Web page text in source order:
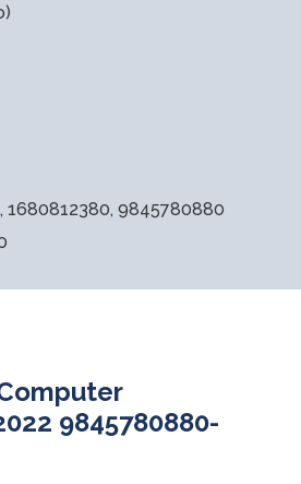
1680812380, 9845780880
9845780880-